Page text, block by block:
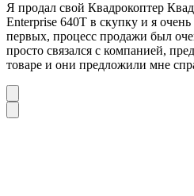
Я продал свой Квадрокоптер
Enterprise 640T в скупку и я
первых, процесс продажи был
просто связался с компанией,
товаре и они предложили мне